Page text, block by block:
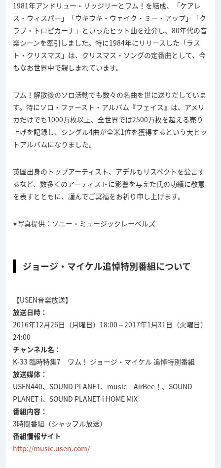
1981年アンドリュー・リッジリーとワム！を結成、「ケアレ
ス・ウィスパー」「ウキウキ・ウェイク・ミー・アップ」「ク
ラブ・トロピカーナ」といったヒット曲を連発し、80年代の音
楽シーンを牽引しました。特に1984年にリリースした「ラス
ト・クリスマス」は、クリスマス・ソングの定番曲として、今
もなお世界中で親しまれています。
ワム！解散後のソロ活動でも数々の名曲を世に送りだしていま
す。特にソロ・ファースト・アルバム『フェイス』は、アメリ
カだけでも1000万枚以上、全世界では2500万枚を超える売り
上げを記録し、シングル4曲が全米1位を獲得するという大ヒッ
トアルバムになりました。
英国出身のトップアーティスト、アデルもリスペクトを公言す
るなど、数多くのアーティストに影響を与えた氏の功績に敬意
を表すとともに、謹んでご冥福をお祈り申し上げます。
※写真提供：ソニー・ミュージックレーベルズ
ジョージ・マイケル追悼特別番組について
【USEN音楽放送】
放送日時：
2016年12月26日（月曜日）18:00～2017年1月31日（火曜日）
24:00
チャンネル名：
K-33 臨時特集7 ワム！ ジョージ・マイケル 追悼特別番組
放送媒体：
USEN440、SOUND PLANET、music AirBee！、SOUND
PLANET-i、SOUND PLANET-i HOME MIX
番組内容：
3時間番組（シャッフル放送）
番組情報サイト
http://music.usen.com/